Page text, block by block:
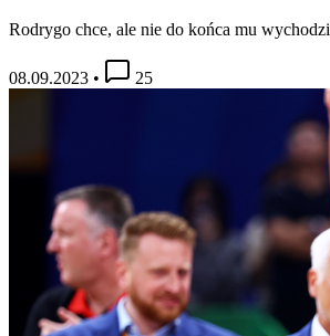
Rodrygo chce, ale nie do końca mu wychodzi
08.09.2023 • 25